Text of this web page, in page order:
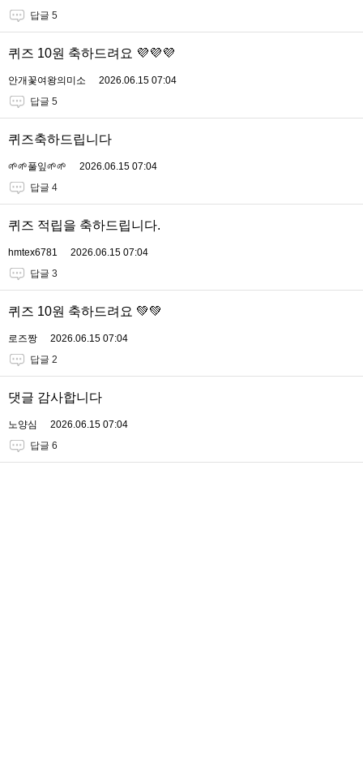
답글 5
퀴즈 10원 축하드려요 💜💜💜
안개꽃여왕의미소
2026.06.15 07:04
답글 5
퀴즈축하드립니다
🌱🌱풀잎🌱🌱
2026.06.15 07:04
답글 4
퀴즈 적립을 축하드립니다.
hmtex6781
2026.06.15 07:04
답글 3
퀴즈 10원 축하드려요 💚💚
로즈짱
2026.06.15 07:04
답글 2
댓글 감사합니다
노양심
2026.06.15 07:04
답글 6